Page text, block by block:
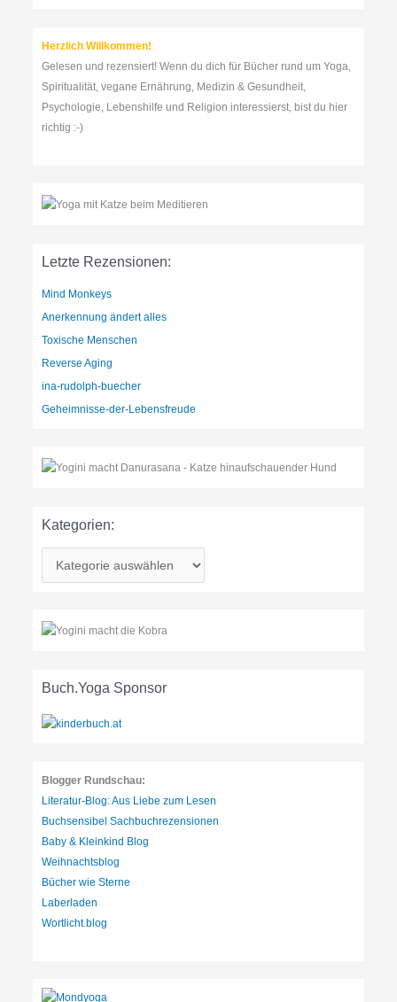
Herzlich Willkommen!
Gelesen und rezensiert! Wenn du dich für Bücher rund um Yoga,
Spiritualität, vegane Ernährung, Medizin & Gesundheit,
Psychologie, Lebenshilfe und Religion interessierst, bist du hier
richtig :-)
Letzte Rezensionen:
Mind Monkeys
Anerkennung ändert alles
Toxische Menschen
Reverse Aging
ina-rudolph-buecher
Geheimnisse-der-Lebensfreude
Kategorien:
g
e
Buch.Yoga Sponsor
Blogger Rundschau:
Literatur-Blog: Aus Liebe zum Lesen
Buchsensibel Sachbuchrezensionen
Baby & Kleinkind Blog
Weihnachtsblog
Bücher wie Sterne
Laberladen
Wortlicht.blog